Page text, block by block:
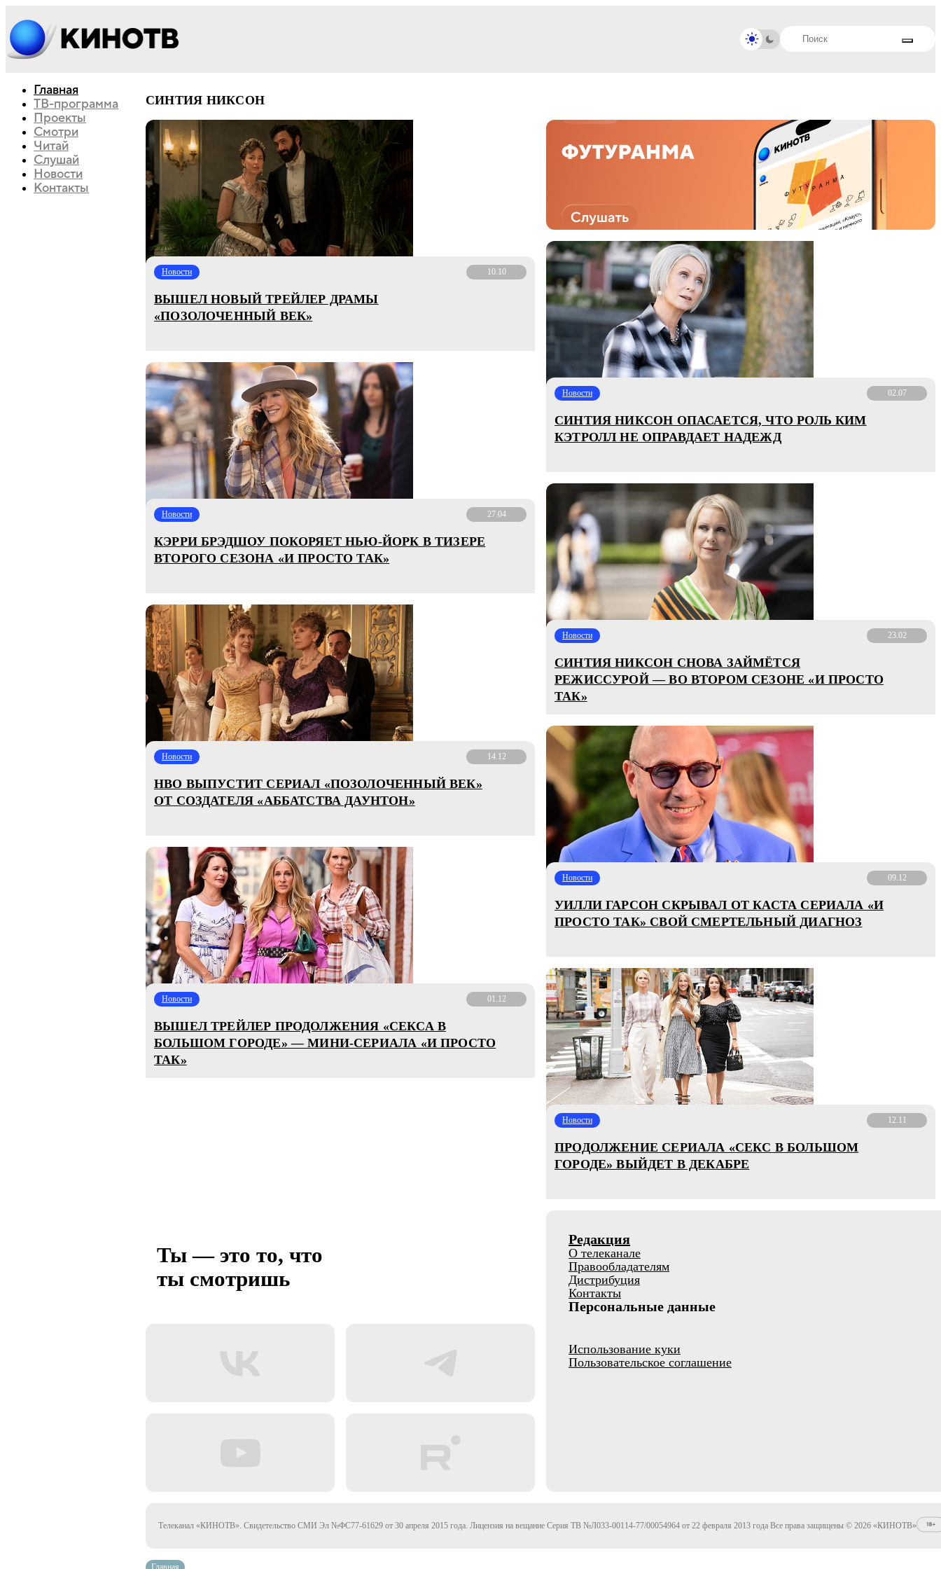
Главная
ТВ-программа
Проекты
Смотри
Читай
Слушай
Новости
Контакты
СИНТИЯ НИКСОН
Новости 10.10
ВЫШЕЛ НОВЫЙ ТРЕЙЛЕР ДРАМЫ
«ПОЗОЛОЧЕННЫЙ ВЕК»
Новости 02.07
СИНТИЯ НИКСОН ОПАСАЕТСЯ, ЧТО РОЛЬ КИМ
КЭТРОЛЛ НЕ ОПРАВДАЕТ НАДЕЖД
Новости 27.04
КЭРРИ БРЭДШОУ ПОКОРЯЕТ НЬЮ-ЙОРК В ТИЗЕРЕ
ВТОРОГО СЕЗОНА «И ПРОСТО ТАК»
Новости 23.02
СИНТИЯ НИКСОН СНОВА ЗАЙМЁТСЯ
РЕЖИССУРОЙ — ВО ВТОРОМ СЕЗОНЕ «И ПРОСТО
ТАК»
Новости 14.12
HBO ВЫПУСТИТ СЕРИАЛ «ПОЗОЛОЧЕННЫЙ ВЕК»
ОТ СОЗДАТЕЛЯ «АББАТСТВА ДАУНТОН»
Новости 09.12
УИЛЛИ ГАРСОН СКРЫВАЛ ОТ КАСТА СЕРИАЛА «И
ПРОСТО ТАК» СВОЙ СМЕРТЕЛЬНЫЙ ДИАГНОЗ
Новости 01.12
ВЫШЕЛ ТРЕЙЛЕР ПРОДОЛЖЕНИЯ «СЕКСА В
БОЛЬШОМ ГОРОДЕ» — МИНИ-СЕРИАЛА «И ПРОСТО
ТАК»
Новости 12.11
ПРОДОЛЖЕНИЕ СЕРИАЛА «СЕКС В БОЛЬШОМ
ГОРОДЕ» ВЫЙДЕТ В ДЕКАБРЕ
Ты — это то, что
ты смотришь
Редакция
О телеканале
Правообладателям
Дистрибуция
Контакты
Персональные данные
Использование куки
Пользовательское соглашение
Телеканал «КИНОТВ». Свидетельство СМИ Эл №ФС77-61629 от 30 апреля 2015 года. Лицензия на вещание Серия ТВ №Л033-00114-77/00054964 от 22 февраля 2013 года Все права защищены © 2026 «КИНОТВ»
Главная